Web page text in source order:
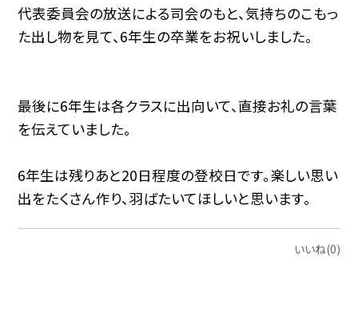
代表委員会の放送による司会のもと、気持ちのこもっ
た出し物を見て、6年生の卒業をお祝いしました。
最後に6年生は各クラスに出向いて、直接お礼の言葉
を伝えていました。
6年生は残りあと20日程度の登校日です。楽しい思い
出をたくさん作り、羽ばたいてほしいと思います。
いいね(0)